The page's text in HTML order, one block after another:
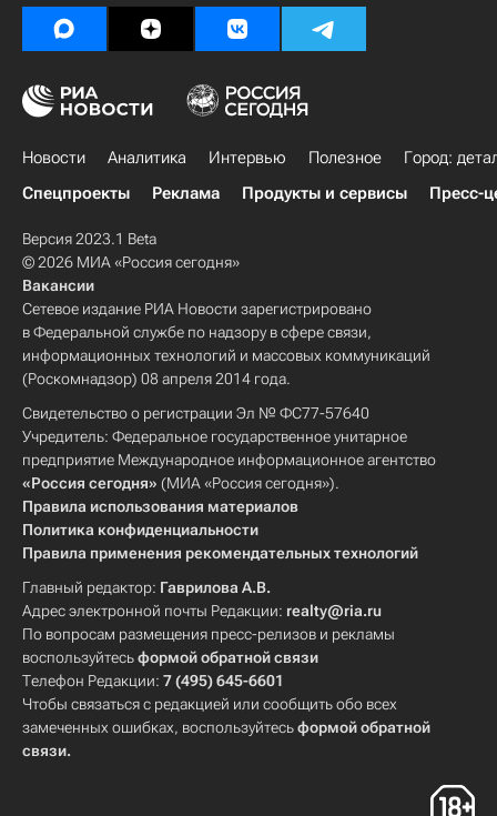
Новости Аналитика Интервью Полезное
Город:
Спецпроекты
Реклама Продукты и сервисы Пресс-
Версия 2023.1 Beta
© 2026 МИА «Россия сегодня»
Вакансии
Сетевое издание РИА Новости зарегистрировано
в Федеральной службе по надзору в сфере связи,
информационных технологий и массовых коммуникаций
(Роскомнадзор) 08 апреля 2014 года.
Свидетельство о регистрации Эл № ФС77-57640
Учредитель: Федеральное государственное унитарное
предприятие Международное информационное агентство
«Россия сегодня» (МИА «Россия сегодня»).
Правила использования материалов
Политика конфиденциальности
Правила применения рекомендательных технологий
Главный редактор: Гаврилова А.В.
Адрес электронной почты Редакции: realty@ria.ru
По вопросам размещения пресс-релизов и рекламы
воспользуйтесьформой обратной связи
Телефон Редакции: 7 (495) 645-6601
Чтобы связаться с редакцией или сообщить обо всех
замеченных ошибках, воспользуйтесьформой обратной
связи.